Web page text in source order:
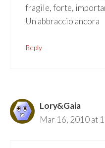
fragile, forte,
Un abbraccio ancora
Reply
Lory&Gaia
Mar 16, 2010 at